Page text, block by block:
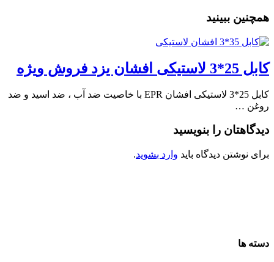
همچنین ببینید
کابل 25*3 لاستیکی افشان یزد فروش ویژه
کابل 25*3 لاستیکی افشان EPR با خاصیت ضد آب ، ضد اسید و ضد
روغن …
دیدگاهتان را بنویسید
برای نوشتن دیدگاه باید وارد بشوید.
دسته ها